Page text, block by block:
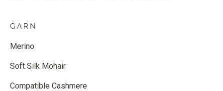
GARN
Merino
Soft Silk Mohair
Compatible Cashmere